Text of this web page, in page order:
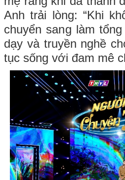
Anh trải lòng: “Khi
chuyển sang làm
dạy và truyền nghề
tục sống với đam mê